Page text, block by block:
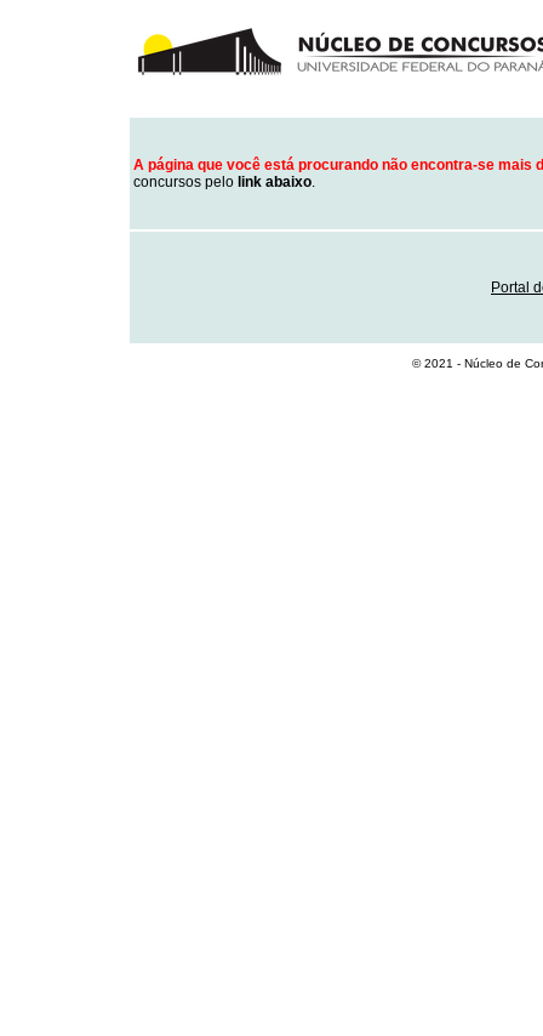
A página que você está procurando não encontra-se mais
concursos pelo link abaixo.
Portal
© 2021 - Núcleo de